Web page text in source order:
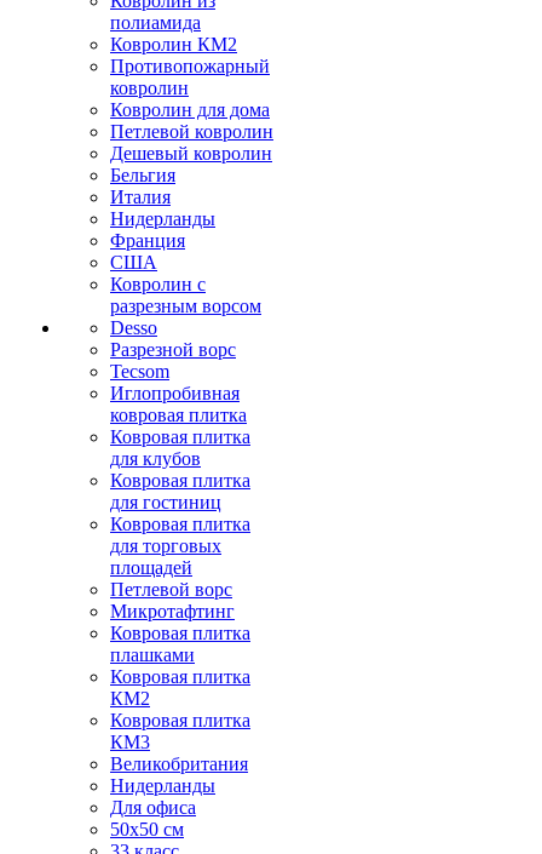
полиамида
Ковролин КМ2
Противопожарный
ковролин
Ковролин для дома
Петлевой ковролин
Дешевый ковролин
Бельгия
Италия
Нидерланды
Франция
США
Ковролин с
разрезным ворсом
Desso
Разрезной ворс
Tecsom
Иглопробивная
ковровая плитка
Ковровая плитка
для клубов
Ковровая плитка
для гостиниц
Ковровая плитка
для торговых
площадей
Петлевой ворс
Микротафтинг
Ковровая плитка
плашками
Ковровая плитка
КМ2
Ковровая плитка
КМ3
Великобритания
Нидерланды
Для офиса
50х50 см